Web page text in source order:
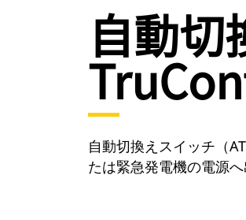
自動切
自動切換えスイッチ（
たは緊急発電機の電源へ